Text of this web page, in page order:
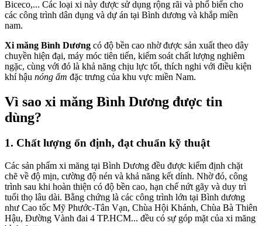
Biceco,... Các loại xi này được sử dụng rộng rãi và phổ biến cho
các công trình dân dụng và dự án tại Bình dương và khắp miền
nam.
Xi măng Bình Dương có độ bền cao nhờ được sản xuất theo dây
chuyền hiện đại, máy móc tiên tiến, kiếm soát chất lượng nghiêm
ngặc, cùng với đó là khả năng chịu lực tốt, thích nghi với điều kiện
khí hậu nóng ẩm đặc trưng của khu vực miền Nam.
Vì sao xi măng Bình Dương được tin
dùng?
1. Chất lượng ổn định, đạt chuẩn kỹ thuật
Các sản phẩm xi măng tại Bình Dương đều được kiểm định chặt
chẽ về độ mịn, cường độ nén và khả năng kết dính. Nhờ đó, công
trình sau khi hoàn thiện có độ bền cao, hạn chế nứt gãy và duy trì
tuổi thọ lâu dài. Bằng chứng là các công trình lớn tại Bình dương
như Cao tốc Mỹ Phước-Tân Vạn, Chùa Hội Khánh, Chùa Bà Thiên
Hậu, Đường Vành đai 4 TP.HCM... đều có sự góp mặt của xi măng